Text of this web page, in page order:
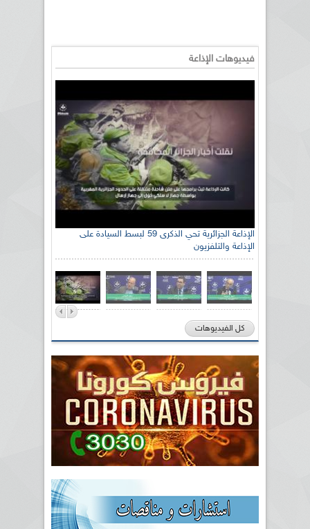
فيديوهات الإذاعة
الإذاعة الجزائرية تحي الذكرى 59 لبسط السيادة على
الإذاعة والتلفزيون
كل الفيديوهات